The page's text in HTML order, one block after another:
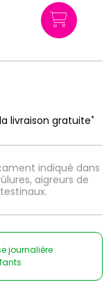
indiqué dans
aigreurs de
livraison gratuite*
journalière